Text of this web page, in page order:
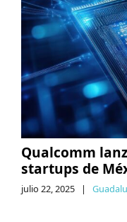
Qualcomm
startups de
julio 22, 2025 |